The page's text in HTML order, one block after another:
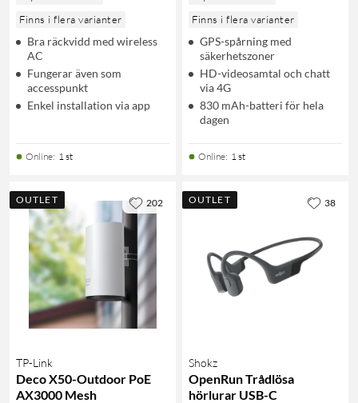
Finns i flera varianter
Bra räckvidd med wireless
AC
Fungerar även som
accesspunkt
Enkel installation via app
Online: 1 st
Finns i flera varianter
GPS-spårning med
säkerhetszoner
HD-videosamtal och chatt
via 4G
830 mAh-batteri för hela
dagen
Online: 1 st
OUTLET
TP-Link
Deco X50-Outdoor PoE
AX3000 Mesh
202 OUTLET
Shokz
OpenRun Trådlösa
hörlurar USB-C
38